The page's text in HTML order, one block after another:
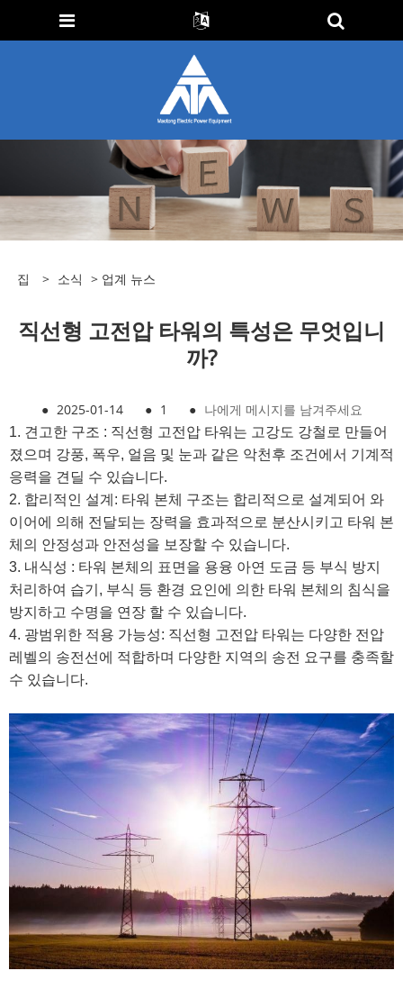
집 > 소식 > 업계 뉴스
직선형 고전압 타워의 특성은 무엇입니
까?
● 2025-01-14 ● 1 ● 나에게 메시지를 남겨주세요
1. 견고한 구조 : 직선형 고전압 타워는 고강도 강철로 만들어
졌으며 강풍, 폭우, 얼음 및 눈과 같은 악천후 조건에서 기계적
응력을 견딜 수 있습니다.
2. 합리적인 설계: 타워 본체 구조는 합리적으로 설계되어 와
이어에 의해 전달되는 장력을 효과적으로 분산시키고 타워 본
체의 안정성과 안전성을 보장할 수 있습니다.
3. 내식성 : 타워 본체의 표면을 용융 아연 도금 등 부식 방지
처리하여 습기, 부식 등 환경 요인에 의한 타워 본체의 침식을
방지하고 수명을 연장 할 수 있습니다.
4. 광범위한 적용 가능성: 직선형 고전압 타워는 다양한 전압
레벨의 송전선에 적합하며 다양한 지역의 송전 요구를 충족할
수 있습니다.